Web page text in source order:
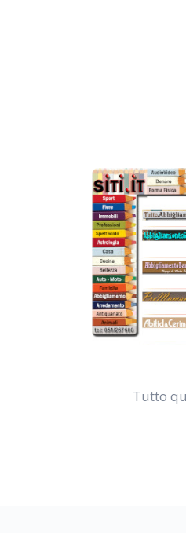
Tutto